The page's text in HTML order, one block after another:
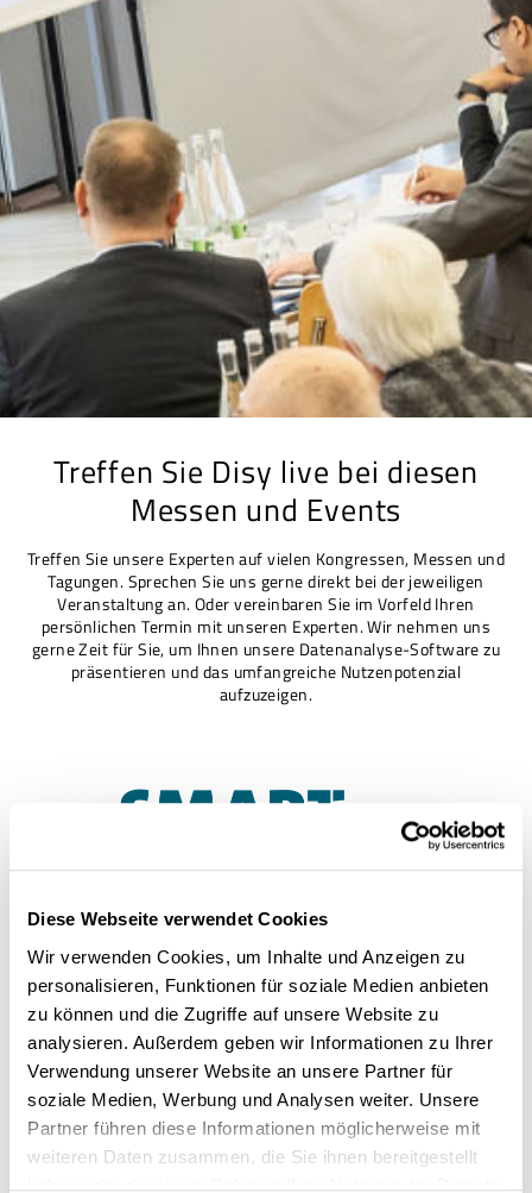
Diese Webseite verwendet Cookies
Wir verwenden Cookies, um Inhalte und Anzeigen zu
personalisieren, Funktionen für soziale Medien anbieten
zu können und die Zugriffe auf unsere Website zu
analysieren. Außerdem geben wir Informationen zu Ihrer
Verwendung unserer Website an unsere Partner für
soziale Medien, Werbung und Analysen weiter. Unsere
Partner führen diese Informationen möglicherweise mit
weiteren Daten zusammen, die Sie ihnen bereitgestellt
Treffen Sie Disy live bei diesen
Messen und Events
Treffen Sie unsere Experten auf vielen Kongressen, Messen und
Tagungen. Sprechen Sie uns gerne direkt bei der jeweiligen
Veranstaltung an. Oder vereinbaren Sie im Vorfeld Ihren
persönlichen Termin mit unseren Experten. Wir nehmen uns
gerne Zeit für Sie, um Ihnen unsere Datenanalyse-Software zu
präsentieren und das umfangreiche Nutzenpotenzial
aufzuzeigen.
Smart Country Convention
13.10. – 15.10.2026
Messegelände Berlin
Zur Eventseite